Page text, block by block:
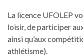
La licence UFOLEP
loisir, de participer
ainsi qu’aux
athlétisme).